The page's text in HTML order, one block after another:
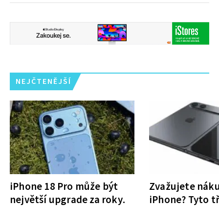
NEJČTENĚJŠÍ
iPhone 18 Pro může být
největší upgrade za roky.
Zvažujete
iPhone? Tyto